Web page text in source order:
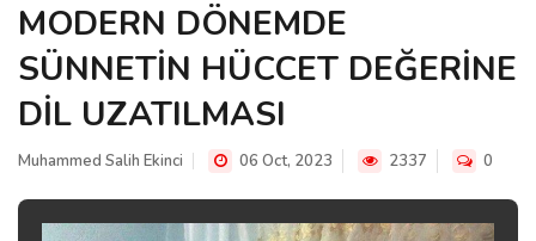
MODERN DÖNEMDE
SÜNNETİN HÜCCET DEĞERİNE
DİL UZATILMASI
Muhammed Salih Ekinci 06 Oct, 2023 2337 0